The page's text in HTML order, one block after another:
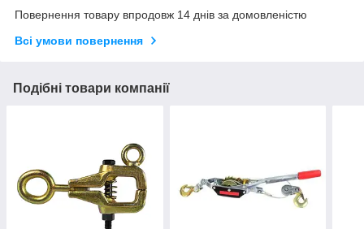
Повернення товару впродовж 14 днів за домовленістю
Всі умови повернення
Подібні товари компанії